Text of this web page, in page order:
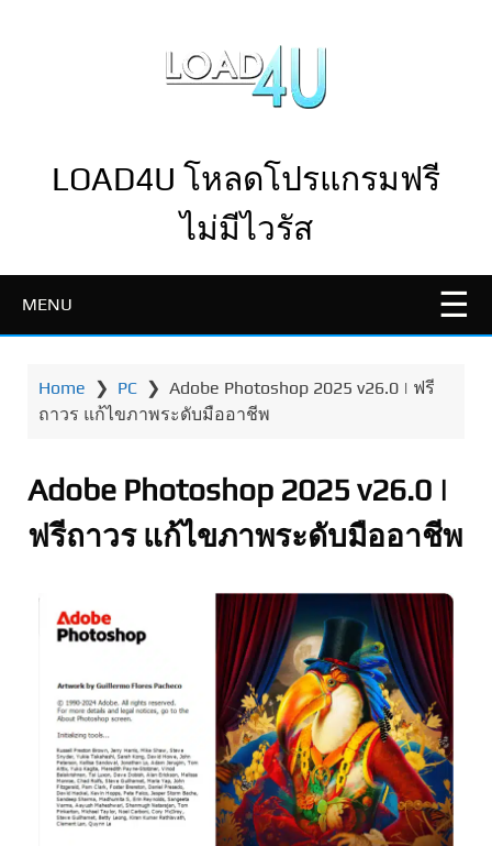
LOAD4U โหลดโปรแกรมฟรี
ไม่มีไวรัส
MENU
Home ❯ PC ❯ Adobe Photoshop 2025 v26.0 | ฟรี
ถาวร แก้ไขภาพระดับมืออาชีพ
Adobe Photoshop 2025 v26.0 |
ฟรีถาวร แก้ไขภาพระดับมืออาชีพ